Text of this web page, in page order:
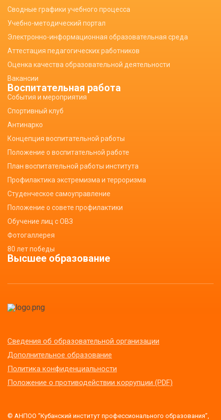
Сводные графики учебного процесса
Учебно-методический портал
Электронно-информационная образовательная среда
Аттестация педагогических работников
Оценка качества образовательной деятельности
Вакансии
Воспитательная работа
События и мероприятия
Спортивный клуб
Антинарко
Концепция воспитательной работы
Положение о воспитательной работе
План воспитательной работы института
Профилактика экстремизма и терроризма
Студенческое самоуправление
Положение о совете профилактики
Обучение лиц с ОВЗ
Фотогаллерея
80 лет победы
Высшее образование
Сведения об образовательной организации
Дополнительное образование
Политика конфиденциальности
Положение о противодействии коррупции (PDF)
© АНПОО “Кубанский институт профессионального образования”,